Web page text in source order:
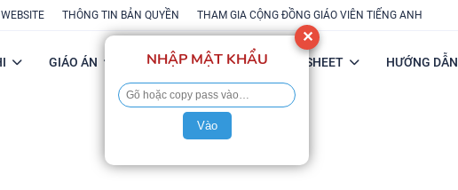
THÔNG TIN BẢN QUYỀN THAM GIA CỘNG ĐỒNG GIÁO VIÊN TIẾNG ANH
GIÁO ÁN POWERPOINT FLASH-SHEET HƯỚNG DẪN
✕
NHẬP MẬT KHẨU
Vào